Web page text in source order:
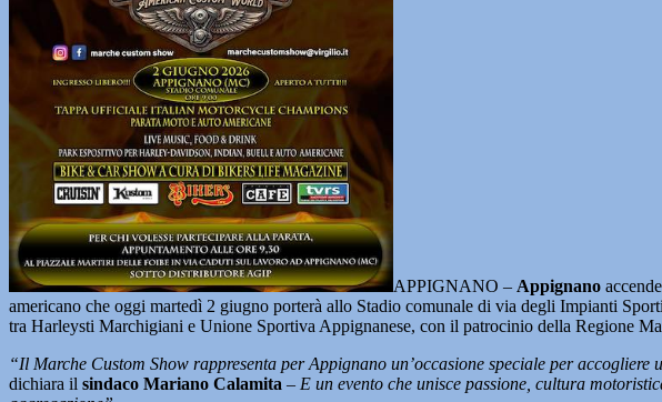
APPIGNANO – Appignano
americano che oggi martedì 2 giugno porterà allo Stadio comunale di via degli Impianti
tra Harleysti Marchigiani e Unione Sportiva Appignanese, con il patrocinio della Regione
“Il Marche Custom Show rappresenta per Appignano un’occasione speciale per
dichiara il sindaco Mariano Calamita – E un evento che unisce passione, cultura